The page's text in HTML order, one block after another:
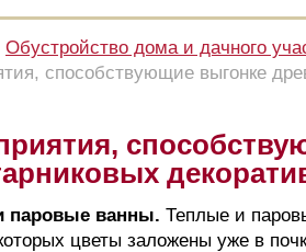
Обустройство дома и дачного
способствующие выгонке
паровые ванны. Теплые и
цветы заложены уже в